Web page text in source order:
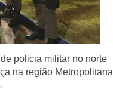
policia militar no norte
na região Metropolitana